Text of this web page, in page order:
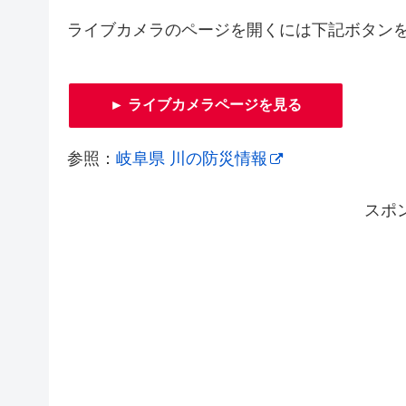
ライブカメラのページを開くには下記ボタン
► ライブカメラページを見る
参照： 岐阜県 川の防災情報
スポ